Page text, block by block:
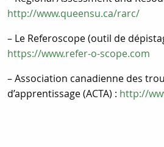
http://www.queensu.ca/rarc/
– Le Referoscope (outil de
https://www.refer-o-scope.com
– Association canadienne des
d’apprentissage (ACTA) : http://